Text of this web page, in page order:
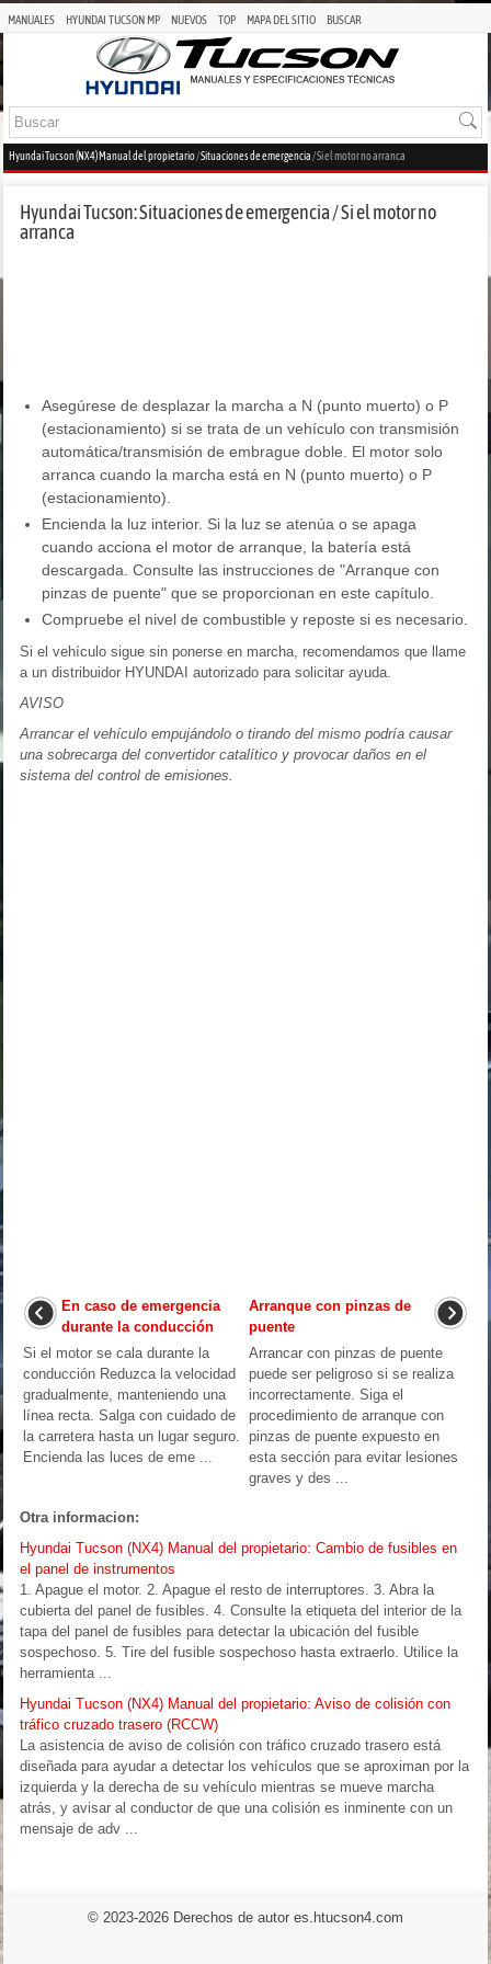
MANUALES HYUNDAI TUCSON MP NUEVOS TOP MAPA DEL SITIO BUSCAR
Hyundai Tucson (NX4) Manual del propietario/Situaciones de emergencia/ Si el motor no arranca
Hyundai Tucson: Situaciones de emergencia / Si el motor no
arranca
Asegúrese de desplazar la marcha a N (punto muerto) o P
(estacionamiento) si se trata de un vehículo con transmisión
automática/transmisión de embrague doble. El motor solo
arranca cuando la marcha está en N (punto muerto) o P
(estacionamiento).
Encienda la luz interior. Si la luz se atenúa o se apaga
cuando acciona el motor de arranque, la batería está
descargada. Consulte las instrucciones de "Arranque con
pinzas de puente" que se proporcionan en este capítulo.
Compruebe el nivel de combustible y reposte si es necesario.
Si el vehículo sigue sin ponerse en marcha, recomendamos que llame
a un distribuidor HYUNDAI autorizado para solicitar ayuda.
AVISO
Arrancar el vehículo empujándolo o tirando del mismo podría causar
una sobrecarga del convertidor catalítico y provocar daños en el
sistema del control de emisiones.
En caso de emergencia
durante la conducción
Si el motor se cala durante la
conducción Reduzca la velocidad
gradualmente, manteniendo una
línea recta. Salga con cuidado de
la carretera hasta un lugar seguro.
Encienda las luces de eme ...
Arranque con pinzas de
puente
Arrancar con pinzas de puente
puede ser peligroso si se realiza
incorrectamente. Siga el
procedimiento de arranque con
pinzas de puente expuesto en
esta sección para evitar lesiones
graves y des ...
Otra informacion:
Hyundai Tucson (NX4) Manual del propietario: Cambio de fusibles en
el panel de instrumentos
1. Apague el motor. 2. Apague el resto de interruptores. 3. Abra la
cubierta del panel de fusibles. 4. Consulte la etiqueta del interior de la
tapa del panel de fusibles para detectar la ubicación del fusible
sospechoso. 5. Tire del fusible sospechoso hasta extraerlo. Utilice la
herramienta ...
Hyundai Tucson (NX4) Manual del propietario: Aviso de colisión con
tráfico cruzado trasero (RCCW)
La asistencia de aviso de colisión con tráfico cruzado trasero está
diseñada para ayudar a detectar los vehículos que se aproximan por la
izquierda y la derecha de su vehículo mientras se mueve marcha
atrás, y avisar al conductor de que una colisión es inminente con un
mensaje de adv ...
© 2023-2026 Derechos de autor es.htucson4.com